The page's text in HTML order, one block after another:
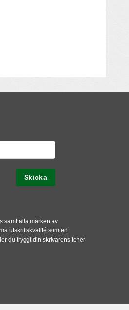
samt alla märken av
utskriftskvalité som en
du tryggt din skrivarens toner